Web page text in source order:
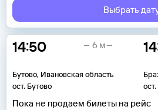
Выбрать
14:50
Бутово, Ивановская область
ост. Бутово
6 м
Пока не продаем билеты на рейс